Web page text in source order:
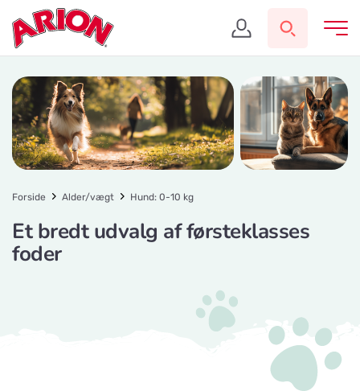
Forside Alder/vægt Hund: 0-10 kg
Et bredt udvalg af førsteklasses
foder